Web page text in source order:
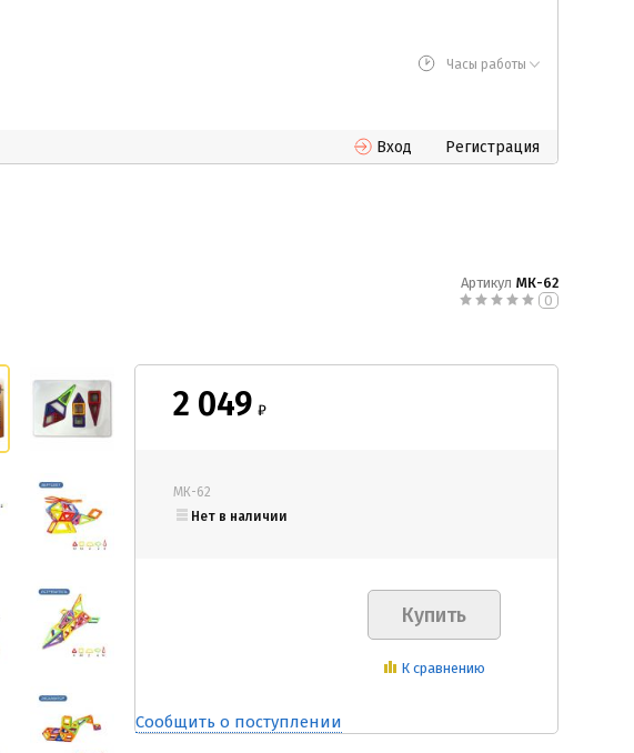
Часы работы
Вход Регистрация
Артикул МК-62
0
2 049 ₽
МК-62
Нет в наличии
К сравнению
Сообщить о поступлении